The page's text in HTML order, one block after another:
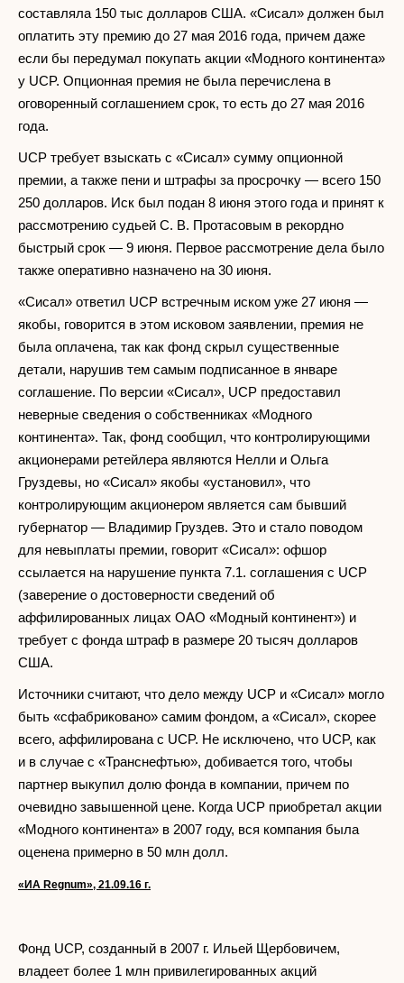
составляла 150 тыс долларов США. «Сисал» должен был
оплатить эту премию до 27 мая 2016 года, причем даже
если бы передумал покупать акции «Модного континента»
у UCP. Опционная премия не была перечислена в
оговоренный соглашением срок, то есть до 27 мая 2016
года.
UCP требует взыскать с «Сисал» сумму опционной
премии, а также пени и штрафы за просрочку — всего 150
250 долларов. Иск был подан 8 июня этого года и принят к
рассмотрению судьей С. В. Протасовым в рекордно
быстрый срок — 9 июня. Первое рассмотрение дела было
также оперативно назначено на 30 июня.
«Сисал» ответил UCP встречным иском уже 27 июня —
якобы, говорится в этом исковом заявлении, премия не
была оплачена, так как фонд скрыл существенные
детали, нарушив тем самым подписанное в январе
соглашение. По версии «Сисал», UCP предоставил
неверные сведения о собственниках «Модного
континента». Так, фонд сообщил, что контролирующими
акционерами ретейлера являются Нелли и Ольга
Груздевы, но «Сисал» якобы «установил», что
контролирующим акционером является сам бывший
губернатор — Владимир Груздев. Это и стало поводом
для невыплаты премии, говорит «Сисал»: офшор
ссылается на нарушение пункта 7.1. соглашения с UCP
(заверение о достоверности сведений об
аффилированных лицах ОАО «Модный континент») и
требует с фонда штраф в размере 20 тысяч долларов
США.
Источники считают, что дело между UCP и «Сисал» могло
быть «сфабриковано» самим фондом, а «Сисал», скорее
всего, аффилирована с UCP. Не исключено, что UCP, как
и в случае с «Транснефтью», добивается того, чтобы
партнер выкупил долю фонда в компании, причем по
очевидно завышенной цене. Когда UCP приобретал акции
«Модного континента» в 2007 году, вся компания была
оценена примерно в 50 млн долл.
«ИА Regnum», 21.09.16 г.
Фонд UCP, созданный в 2007 г. Ильей Щербовичем,
владеет более 1 млн привилегированных акций